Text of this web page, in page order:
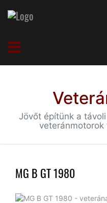
Jövőt építünk a
MG B GT 1980